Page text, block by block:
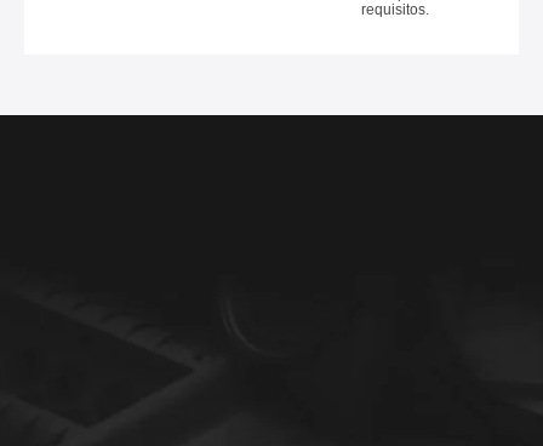
requisitos.